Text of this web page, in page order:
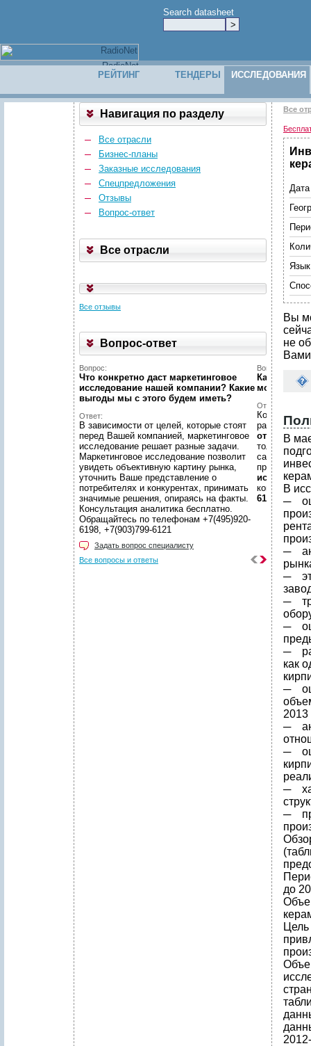
Search datasheet
РЕЙТИНГ ТЕНДЕРЫ ИССЛЕДОВАНИЯ
Навигация по разделу
Все отрасли
Бизнес-планы
Заказные исследования
Спецпредложения
Отзывы
Вопрос-ответ
Все отрасли
Все отзывы
Вопрос-ответ
Вопрос:
Что конкретно даст маркетинговое
исследование нашей компании? Какие
выгоды мы c этого будем иметь?
Ответ:
В зависимости от целей, которые стоят
перед Вашей компанией, маркетинговое
исследование решает разные задачи.
Маркетинговое исследование позволит
увидеть объективную картину рынка,
уточнить Ваше представление о
потребителях и конкурентах, принимать
значимые решения, опираясь на факты.
Консультация аналитика бесплатно.
Обращайтесь по телефонам +7(495)920-
6198, +7(903)799-6121
Вопрос:
Как найти
можете
Ответ:
Конечно
размещено
отчетов ,
только
самой
предложить
6198,
Задать вопрос специалисту
Все вопросы и ответы
Все
Вы
не
В
В
─
─
─
─
─
─
как
─
2013
─
─
─
─
до